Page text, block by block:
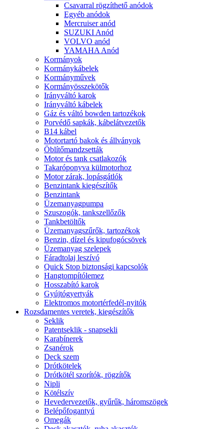
Csavarral rögzíthető anódok
Egyéb anódok
Mercruiser anód
SUZUKI Anód
VOLVO anód
YAMAHA Anód
Kormányok
Kormánykábelek
Kormányművek
Kormányösszekötők
Irányváltó karok
Irányváltó kábelek
Gáz és váltó bowden tartozékok
Porvédő sapkák, kábelátvezetők
B14 kábel
Motortartó bakok és állványok
Öblítőmandzsetták
Motor és tank csatlakozók
Takaróponyva külmotorhoz
Motor zárak, lopásgátlók
Benzintank kiegészítők
Benzintank
Üzemanyagpumpa
Szuszogók, tankszellőzők
Tankbetöltők
Üzemanyagszűrők, tartozékok
Benzin, dízel és kipufogócsövek
Üzemanyag szelepek
Fáradtolaj leszívó
Quick Stop biztonsági kapcsolók
Hangtompítólemez
Hosszabító karok
Gyújtógyertyák
Elektromos motortérfedél-nyitók
Rozsdamentes veretek, kiegészítők
Seklik
Patentseklik - snapsekli
Karabínerek
Zsanérok
Deck szem
Drótkötelek
Drótkötél szorítók, rögzítők
Nipli
Kötélszív
Hevedervezetők, gyűrűk, háromszögek
Belépőfogantyú
Omegák